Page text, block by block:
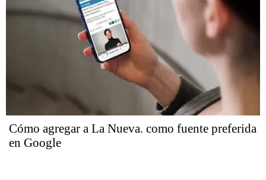
Cómo agregar a La Nueva. como fuente preferida
en Google